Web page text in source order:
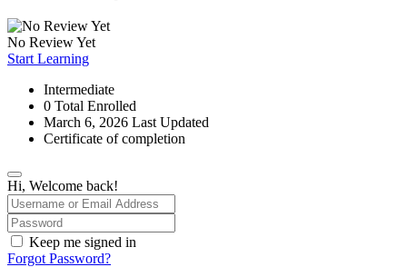
No Review Yet
Start Learning
Intermediate
0 Total Enrolled
March 6, 2026 Last Updated
Certificate of completion
Hi, Welcome back!
Keep me signed in
Forgot Password?